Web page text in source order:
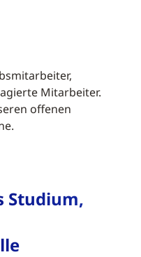
Mitarbeiter.
offenen
Studium,